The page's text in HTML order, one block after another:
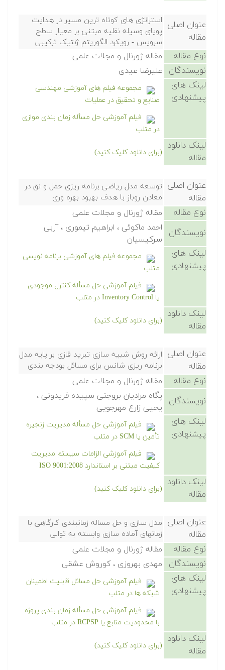
عنوان اصلی
مقاله
استراتژی های کوتاه ترین مسیر در هدایت
پویای وسیله نقلیه مبتنی بر معیار سطح
سرویس - رویکرد الگوریتم ژنتیک ترکیبی
نوع مقاله مقاله ژورنال و مجلات علمی
نویسندگان علیرضا عیدی
لینک های
پیشنهادی
مجموعه فیلم های آموزشی مهندسی
صنایع و تحقیق در عملیات
فیلم آموزشی حل مسأله زمان بندی موازی
در متلب
لینک دانلود
مقاله
(برای دانلود کلیک کنید)
عنوان اصلی
مقاله
توسعه مدل ریاضی برنامه ریزی حمل و نق در
معادن روباز با هدف بهبود بهره وری
نوع مقاله مقاله ژورنال و مجلات علمی
نویسندگان
احمد ماکوئی ، ابراهیم تیموری ، آربی
سرکیسیان
لینک های
پیشنهادی
مجموعه فیلم های آموزشی برنامه نویسی
متلب
فیلم آموزشی حل مسأله کنترل موجودی
یا Inventory Control در متلب
لینک دانلود
مقاله
(برای دانلود کلیک کنید)
عنوان اصلی
مقاله
ارائه روش شبیه سازی تبرید فازی بر پایه مدل
برنامه ریزی شانس برای مسائل بودجه بندی
نوع مقاله مقاله ژورنال و مجلات علمی
نویسندگان
پگاه مرادیان بروجنی سپیده فریدونی ،
یحیی زارع مهرجویی
لینک های
پیشنهادی
فیلم آموزشی حل مسأله مدیریت زنجیره
تأمین یا SCM در متلب
فیلم آموزشی الزامات سیستم مدیریت
کیفیت مبتنی بر استاندارد ISO 9001:2008
لینک دانلود
مقاله
(برای دانلود کلیک کنید)
عنوان اصلی
مقاله
مدل سازی و حل مساله زمانبندی کارگاهی با
زمانهای آماده سازی وابسته به توالی
نوع مقاله مقاله ژورنال و مجلات علمی
نویسندگان مهدی بهروزی ، کوروش عشقی
لینک های
پیشنهادی
فیلم آموزشی حل مسائل قابلیت اطمینان
شبکه ها در متلب
فیلم آموزشی حل مسأله زمان بندی پروژه
با محدودیت منابع یا RCPSP در متلب
لینک دانلود
مقاله
(برای دانلود کلیک کنید)